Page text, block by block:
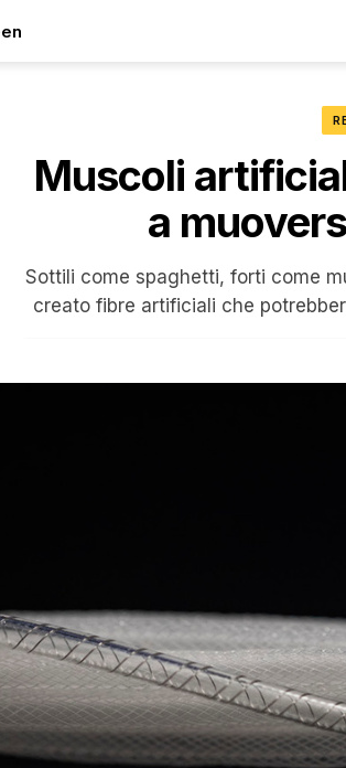
Muscoli
a
Sottili come spaghetti, forti come
creato fibre artificiali che